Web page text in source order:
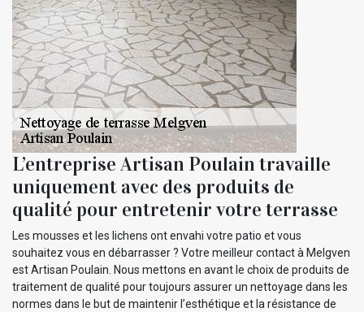
L’entreprise Artisan Poulain travaille
uniquement avec des produits de
qualité pour entretenir votre terrasse
Les mousses et les lichens ont envahi votre patio et vous
souhaitez vous en débarrasser ? Votre meilleur contact à Melgven
est Artisan Poulain. Nous mettons en avant le choix de produits de
traitement de qualité pour toujours assurer un nettoyage dans les
normes dans le but de maintenir l’esthétique et la résistance de